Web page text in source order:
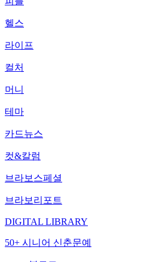
헬스
라이프
컬처
머니
테마
카드뉴스
컷&칼럼
브라보스페셜
브라보리포트
DIGITAL LIBRARY
50+ 시니어 신춘문예